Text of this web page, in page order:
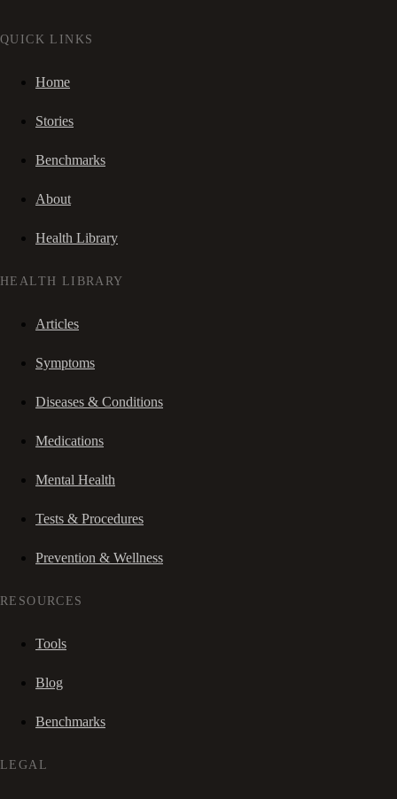
QUICK LINKS
Home
Stories
Benchmarks
About
Health Library
HEALTH LIBRARY
Articles
Symptoms
Diseases & Conditions
Medications
Mental Health
Tests & Procedures
Prevention & Wellness
RESOURCES
Tools
Blog
Benchmarks
LEGAL